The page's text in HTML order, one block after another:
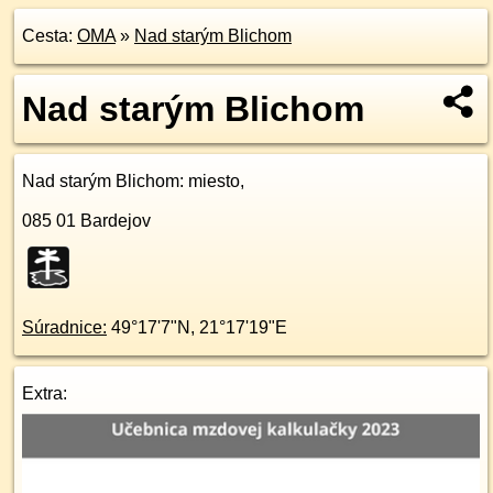
Cesta: OMA» Nad starým Blichom
Nad starým Blichom
Nad starým Blichom: miesto,
085 01 Bardejov
Súradnice: 49°17'7"N , 21°17'19"E
Extra: